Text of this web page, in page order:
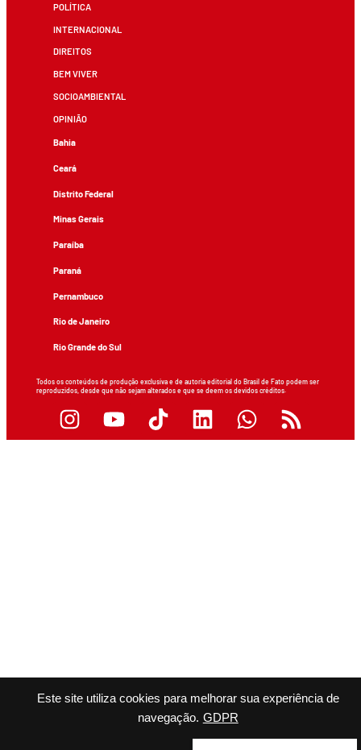
Este site utiliza cookies para melhorar sua experiência de
navegação. GDPR
POLÍTICA
INTERNACIONAL
DIREITOS
BEM VIVER
SOCIOAMBIENTAL
OPINIÃO
Bahia
Ceará
Distrito Federal
Minas Gerais
Paraíba
Paraná
Pernambuco
Rio de Janeiro
Rio Grande do Sul
Todos os conteúdos de produção exclusiva e de autoria editorial do Brasil de Fato podem ser
reproduzidos, desde que não sejam alterados e que se deem os devidos créditos.